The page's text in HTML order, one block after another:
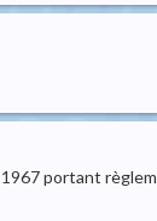
portant